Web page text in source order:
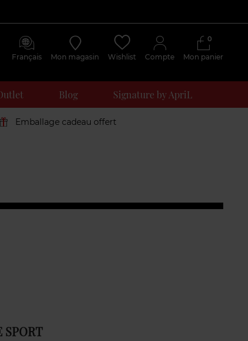
Français Mon magasin Wishlist Compte Mon panier
0
Blog Signature by ApriL
Emballage cadeau offert